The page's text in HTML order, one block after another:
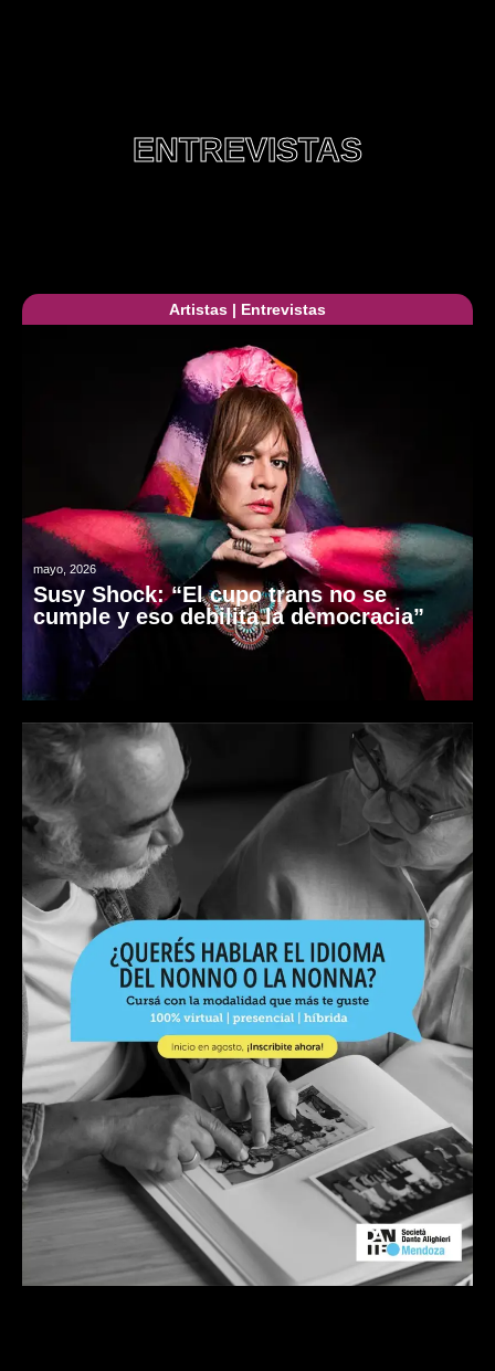
ENTREVISTAS
Artistas | Entrevistas
mayo, 2026
Susy Shock: “El cupo trans no se
cumple y eso debilita la democracia”